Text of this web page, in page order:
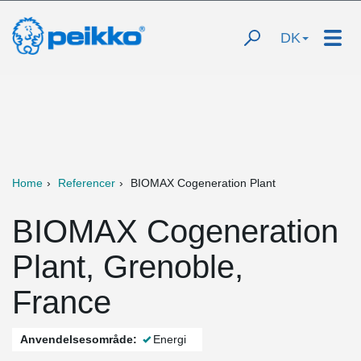
DK
Home Referencer BIOMAX Cogeneration Plant
BIOMAX Cogeneration
Plant, Grenoble,
France
Anvendelsesområde: Energi